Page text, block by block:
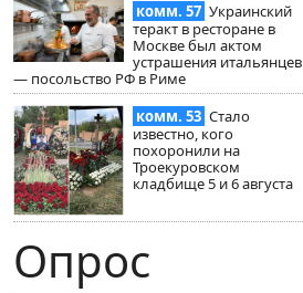
комм. 57 Украинский
теракт в ресторане в
Москве был актом
устрашения итальянцев
— посольство РФ в Риме
комм. 53 Стало
известно, кого
похоронили на
Троекуровском
кладбище 5 и 6 августа
Опрос